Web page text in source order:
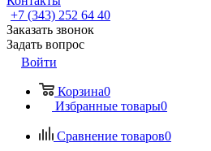
+7 (343) 252 64 40
Заказать звонок
Задать вопрос
Войти
Корзина0
Избранные товары0
Сравнение товаров0